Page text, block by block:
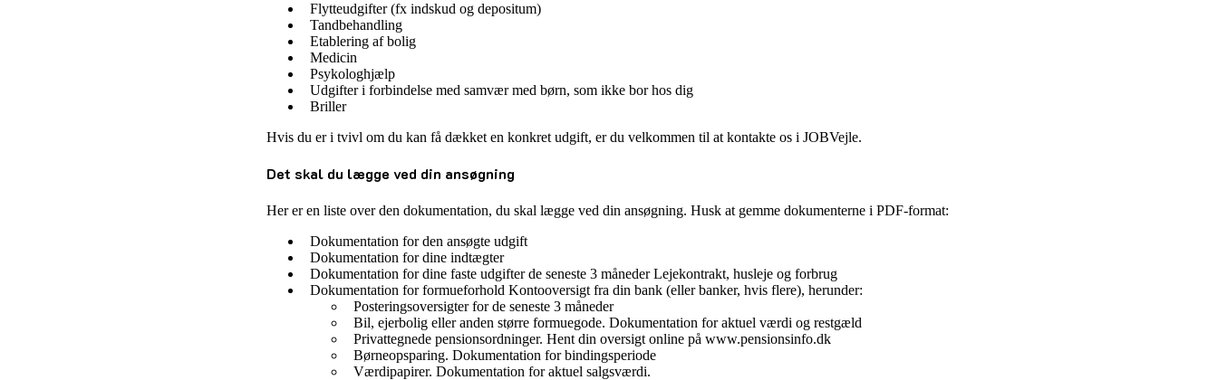
Flytteudgifter (fx indskud og depositum)
Tandbehandling
Etablering af bolig
Medicin
Psykologhjælp
Udgifter i forbindelse med samvær med børn, som ikke bor hos dig
Briller
Hvis du er i tvivl om du kan få dækket en konkret udgift, er du velkommen til at kontakte os i JOBVejle.
Det skal du lægge ved din ansøgning
Her er en liste over den dokumentation, du skal lægge ved din ansøgning. Husk at gemme dokumenterne i PDF-format:
Dokumentation for den ansøgte udgift
Dokumentation for dine indtægter
Dokumentation for dine faste udgifter de seneste 3 måneder Lejekontrakt, husleje og forbrug
Dokumentation for formueforhold Kontooversigt fra din bank (eller banker, hvis flere), herunder:
Posteringsoversigter for de seneste 3 måneder
Bil, ejerbolig eller anden større formuegode. Dokumentation for aktuel værdi og restgæld
Privattegnede pensionsordninger. Hent din oversigt online på www.pensionsinfo.dk
Børneopsparing. Dokumentation for bindingsperiode
Værdipapirer. Dokumentation for aktuel salgsværdi.